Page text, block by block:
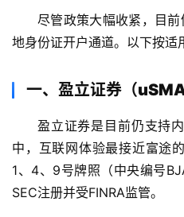
尽管政策大幅收紧，目
地身份证开户通道。以下按适
一、盈立证券（
盈立证券是目前仍支持
中，互联网体验最接近富途
1、4、9号牌照（中央编号
SEC注册并受FINRA监管。